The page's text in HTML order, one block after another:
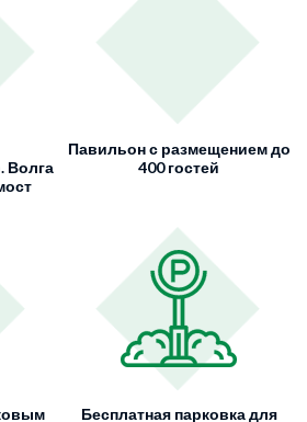
Волга
Павильон с размещением до
400 гостей
Бесплатная парковка для